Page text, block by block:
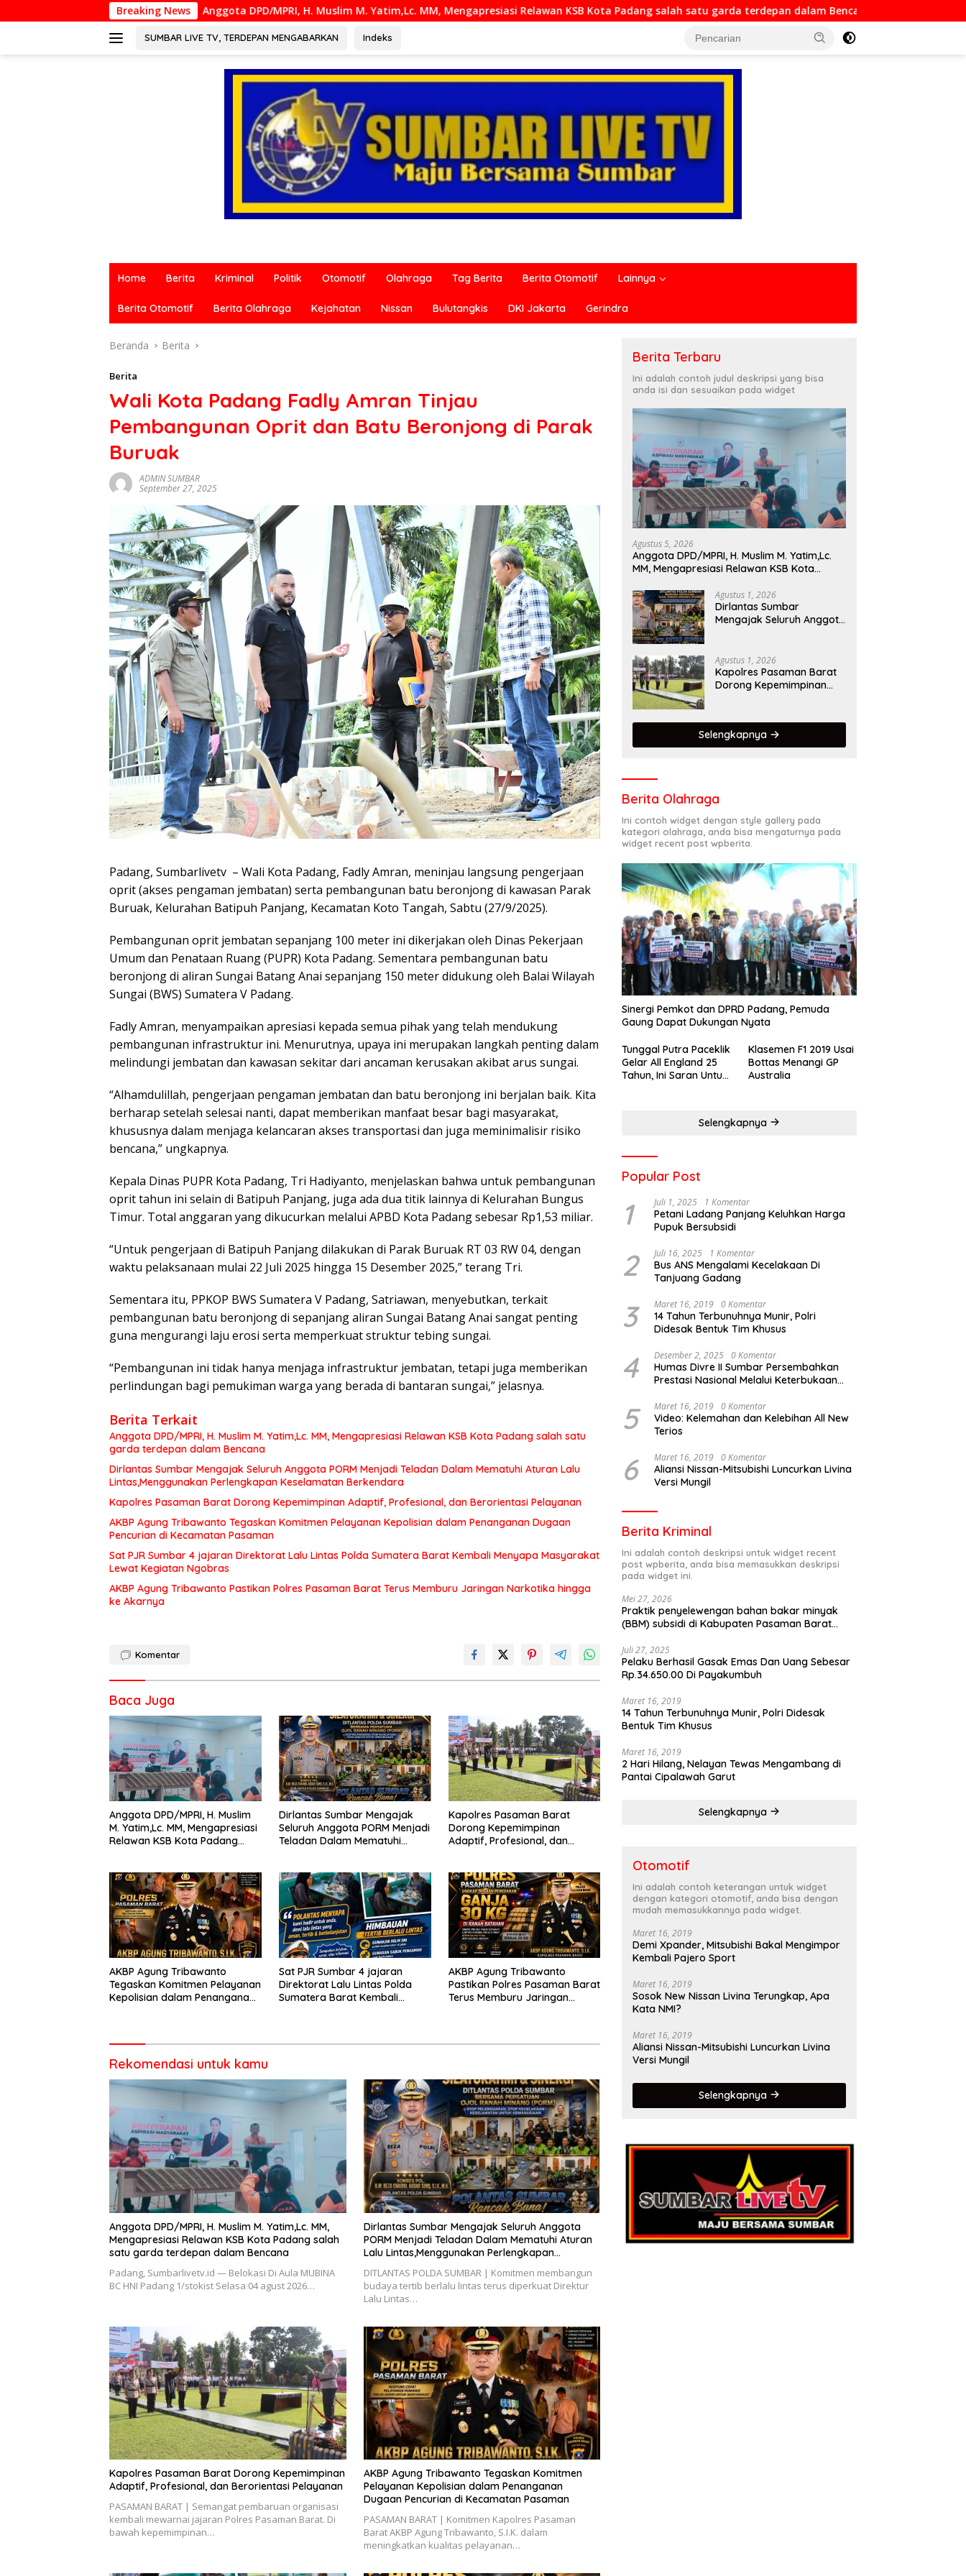
ke
Breaking News
Anggota DPD/MPRI, H. Muslim M. Yatim,Lc. MM, Mengapresiasi Relawan KSB Kota Padang salah satu garda terdepan dalam Bencana Dirlantas Sumbar Mengajak Seluruh
SUMBAR LIVE TV, TERDEPAN MENGABARKAN Indeks
terkini
berbagai
indonesia
dari
politik,
mapun
budaya
serta
berita
terbaru
sumbar
tv
live
Home Berita Kriminal Politik Otomotif Olahraga Tag Berita Berita Otomotif Lainnya
Berita Otomotif Berita Olahraga Kejahatan Nissan Bulutangkis DKI Jakarta Gerindra
Beranda Berita
Berita
Wali Kota Padang Fadly Amran Tinjau
Pembangunan Oprit dan Batu Beronjong di Parak
Buruak
ADMIN SUMBAR
September 27, 2025
Padang, Sumbarlivetv – Wali Kota Padang, Fadly Amran, meninjau langsung pengerjaan
oprit (akses pengaman jembatan) serta pembangunan batu beronjong di kawasan Parak
Buruak, Kelurahan Batipuh Panjang, Kecamatan Koto Tangah, Sabtu (27/9/2025).
Pembangunan oprit jembatan sepanjang 100 meter ini dikerjakan oleh Dinas Pekerjaan
Umum dan Penataan Ruang (PUPR) Kota Padang. Sementara pembangunan batu
beronjong di aliran Sungai Batang Anai sepanjang 150 meter didukung oleh Balai Wilayah
Sungai (BWS) Sumatera V Padang.
Fadly Amran, menyampaikan apresiasi kepada semua pihak yang telah mendukung
pembangunan infrastruktur ini. Menurutnya, upaya ini merupakan langkah penting dalam
melindungi jembatan dan kawasan sekitar dari ancaman kerusakan akibat arus sungai.
“Alhamdulillah, pengerjaan pengaman jembatan dan batu beronjong ini berjalan baik. Kita
berharap setelah selesai nanti, dapat memberikan manfaat besar bagi masyarakat,
khususnya dalam menjaga kelancaran akses transportasi dan juga meminimalisir risiko
bencana,” ungkapnya.
Kepala Dinas PUPR Kota Padang, Tri Hadiyanto, menjelaskan bahwa untuk pembangunan
oprit tahun ini selain di Batipuh Panjang, juga ada dua titik lainnya di Kelurahan Bungus
Timur. Total anggaran yang dikucurkan melalui APBD Kota Padang sebesar Rp1,53 miliar.
“Untuk pengerjaan di Batipuh Panjang dilakukan di Parak Buruak RT 03 RW 04, dengan
waktu pelaksanaan mulai 22 Juli 2025 hingga 15 Desember 2025,” terang Tri.
Sementara itu, PPKOP BWS Sumatera V Padang, Satriawan, menyebutkan, terkait
pembangunan batu beronjong di sepanjang aliran Sungai Batang Anai sangat penting
guna mengurangi laju erosi serta memperkuat struktur tebing sungai.
“Pembangunan ini tidak hanya menjaga infrastruktur jembatan, tetapi juga memberikan
perlindungan bagi pemukiman warga yang berada di bantaran sungai,” jelasnya.
Berita Terkait
Anggota DPD/MPRI, H. Muslim M. Yatim,Lc. MM, Mengapresiasi Relawan KSB Kota Padang salah satu
garda terdepan dalam Bencana
Dirlantas Sumbar Mengajak Seluruh Anggota PORM Menjadi Teladan Dalam Mematuhi Aturan Lalu
Lintas,Menggunakan Perlengkapan Keselamatan Berkendara
Kapolres Pasaman Barat Dorong Kepemimpinan Adaptif, Profesional, dan Berorientasi Pelayanan
AKBP Agung Tribawanto Tegaskan Komitmen Pelayanan Kepolisian dalam Penanganan Dugaan
Pencurian di Kecamatan Pasaman
Sat PJR Sumbar 4 jajaran Direktorat Lalu Lintas Polda Sumatera Barat Kembali Menyapa Masyarakat
Lewat Kegiatan Ngobras
AKBP Agung Tribawanto Pastikan Polres Pasaman Barat Terus Memburu Jaringan Narkotika hingga
ke Akarnya
Komentar
Baca Juga
Anggota DPD/MPRI, H. Muslim
M. Yatim,Lc. MM, Mengapresiasi
Relawan KSB Kota Padang
Dirlantas Sumbar Mengajak
Seluruh Anggota PORM Menjadi
Teladan Dalam Mematuhi
Perlengkapan Keselamatan
Berkendara
Kapolres Pasaman Barat
Dorong Kepemimpinan
Adaptif, Profesional, dan
AKBP Agung Tribawanto
Tegaskan Komitmen Pelayanan
Kepolisian dalam Penanganan
Sat PJR Sumbar 4 jajaran
Direktorat Lalu Lintas Polda
Sumatera Barat Kembali
AKBP Agung Tribawanto
Pastikan Polres Pasaman Barat
Terus Memburu Jaringan
Rekomendasi untuk kamu
Anggota DPD/MPRI, H. Muslim M. Yatim,Lc. MM,
Mengapresiasi Relawan KSB Kota Padang salah
satu garda terdepan dalam Bencana
Padang, Sumbarlivetv.id — Belokasi Di Aula MUBINA
BC HNI Padang 1/stokist Selasa 04 agust 2026…
Dirlantas Sumbar Mengajak Seluruh Anggota
PORM Menjadi Teladan Dalam Mematuhi Aturan
Lalu Lintas,Menggunakan Perlengkapan
DITLANTAS POLDA SUMBAR | Komitmen membangun
budaya tertib berlalu lintas terus diperkuat Direktur
Lalu Lintas…
Kapolres Pasaman Barat Dorong Kepemimpinan
Adaptif, Profesional, dan Berorientasi Pelayanan
PASAMAN BARAT | Semangat pembaruan organisasi
kembali mewarnai jajaran Polres Pasaman Barat. Di
bawah kepemimpinan…
AKBP Agung Tribawanto Tegaskan Komitmen
Pelayanan Kepolisian dalam Penanganan
Dugaan Pencurian di Kecamatan Pasaman
PASAMAN BARAT | Komitmen Kapolres Pasaman
Barat AKBP Agung Tribawanto, S.I.K. dalam
meningkatkan kualitas pelayanan…
Berita Terbaru
Ini adalah contoh judul deskripsi yang bisa
anda isi dan sesuaikan pada widget
Agustus 5, 2026
Anggota DPD/MPRI, H. Muslim M. Yatim,Lc.
MM, Mengapresiasi Relawan KSB Kota
Bencana
Agustus 1, 2026
Dirlantas Sumbar
Mengajak Seluruh Anggota
Lalu Lintas,Menggunakan
Perlengkapan
Keselamatan Berkendara
Agustus 1, 2026
Kapolres Pasaman Barat
Dorong Kepemimpinan
Selengkapnya
Berita Olahraga
Ini contoh widget dengan style gallery pada
kategori olahraga, anda bisa mengaturnya pada
widget recent post wpberita.
Sinergi Pemkot dan DPRD Padang, Pemuda
Gaung Dapat Dukungan Nyata
Tunggal Putra Paceklik
Gelar All England 25
Tahun, Ini Saran Untuk
Klasemen F1 2019 Usai
Bottas Menangi GP
Australia
Selengkapnya
Popular Post
1 Juli 1, 2025 1 Komentar
Petani Ladang Panjang Keluhkan Harga
Pupuk Bersubsidi
2 Juli 16, 2025 1 Komentar
Bus ANS Mengalami Kecelakaan Di
Tanjuang Gadang
3 Maret 16, 2019 0 Komentar
14 Tahun Terbunuhnya Munir, Polri
Didesak Bentuk Tim Khusus
4 Desember 2, 2025 0 Komentar
Humas Divre II Sumbar Persembahkan
Prestasi Nasional Melalui Keterbukaan
5 Maret 16, 2019 0 Komentar
Video: Kelemahan dan Kelebihan All New
Terios
6 Maret 16, 2019 0 Komentar
Aliansi Nissan-Mitsubishi Luncurkan Livina
Versi Mungil
Berita Kriminal
Ini adalah contoh deskripsi untuk widget recent
post wpberita, anda bisa memasukkan deskripsi
pada widget ini.
Mei 27, 2026
Praktik penyelewengan bahan bakar minyak
(BBM) subsidi di Kabupaten Pasaman Barat
Juli 27, 2025
Pelaku Berhasil Gasak Emas Dan Uang Sebesar
Rp.34.650.00 Di Payakumbuh
Maret 16, 2019
14 Tahun Terbunuhnya Munir, Polri Didesak
Bentuk Tim Khusus
Maret 16, 2019
2 Hari Hilang, Nelayan Tewas Mengambang di
Pantai Cipalawah Garut
Selengkapnya
Otomotif
Ini adalah contoh keterangan untuk widget
dengan kategori otomotif, anda bisa dengan
mudah memasukkannya pada widget.
Maret 16, 2019
Demi Xpander, Mitsubishi Bakal Mengimpor
Kembali Pajero Sport
Maret 16, 2019
Sosok New Nissan Livina Terungkap, Apa
Kata NMI?
Maret 16, 2019
Aliansi Nissan-Mitsubishi Luncurkan Livina
Versi Mungil
Selengkapnya